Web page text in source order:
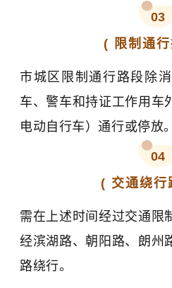
03
( 限制通行
市城区限制通行路段除
车、警车和持证工作用车
电动自行车）通行或停放。
04
( 交通绕行
需在上述时间经过交通限
经滨湖路、朝阳路、朗州
路绕行。